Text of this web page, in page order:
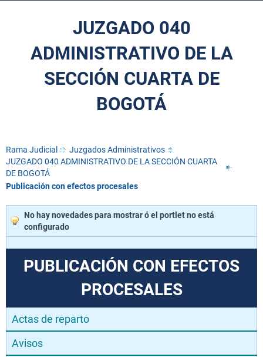
JUZGADO 040
ADMINISTRATIVO DE LA
SECCIÓN CUARTA DE
BOGOTÁ
Rama Judicial
Juzgados Administrativos
JUZGADO 040 ADMINISTRATIVO DE LA SECCIÓN CUARTA
DE BOGOTÁ
Publicación con efectos procesales
No hay novedades para mostrar ó el portlet no está
configurado
PUBLICACIÓN CON EFECTOS
PROCESALES
Actas de reparto
Avisos